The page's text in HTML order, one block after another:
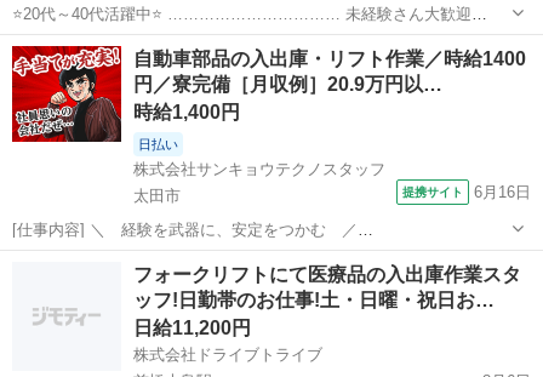
⭐20代～40代活躍中⭐ …………………………… 未経験さん大歓迎
…………………………… 今までの経験や学歴は一切不問！ どの作業も
研修制度が充実していて マニュアルが完備されているので 未経験で...
群馬 みどり市 倉庫 スタッフ
自動車部品の入出庫・リフト作業／時給1400
円／寮完備［月収例］20.9万円以…
時給1,400円
日払い
株式会社サンキョウテクノスタッフ
太田市
提携サイト 6月16日
[仕事内容] ＼ 経験を武器に、安定をつかむ ／
━━━━━━━━━━━━━━━━━━ ◎日勤専属で生活リズムがと
とのう♪ ◎残業少なめで無理なく続けられる！ ◎長期休暇あり！プラ
イベートも充実 ◎日払いOK！急な出費にも対...
その他
フォークリフトにて医療品の入出庫作業スタ
ッフ!日勤帯のお仕事!土・日曜・祝日お…
日給11,200円
株式会社ドライブトライブ